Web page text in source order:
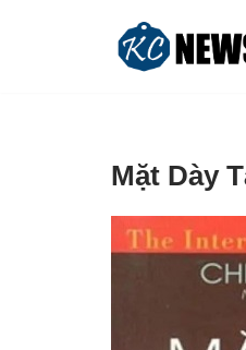
Mặt Dày